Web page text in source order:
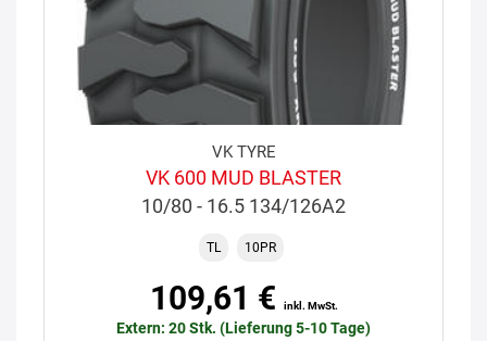
VK TYRE
VK 600 MUD BLASTER
10/80 - 16.5 134/126A2
TL 10PR
109,61 € inkl. MwSt.
Extern: 20 Stk. (Lieferung 5-10 Tage)